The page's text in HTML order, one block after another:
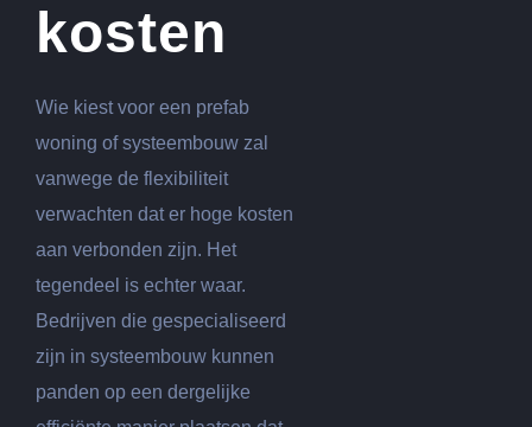
kosten
Wie kiest voor een prefab
woning of systeembouw zal
vanwege de flexibiliteit
verwachten dat er hoge kosten
aan verbonden zijn. Het
tegendeel is echter waar.
Bedrijven die gespecialiseerd
zijn in systeembouw kunnen
panden op een dergelijke